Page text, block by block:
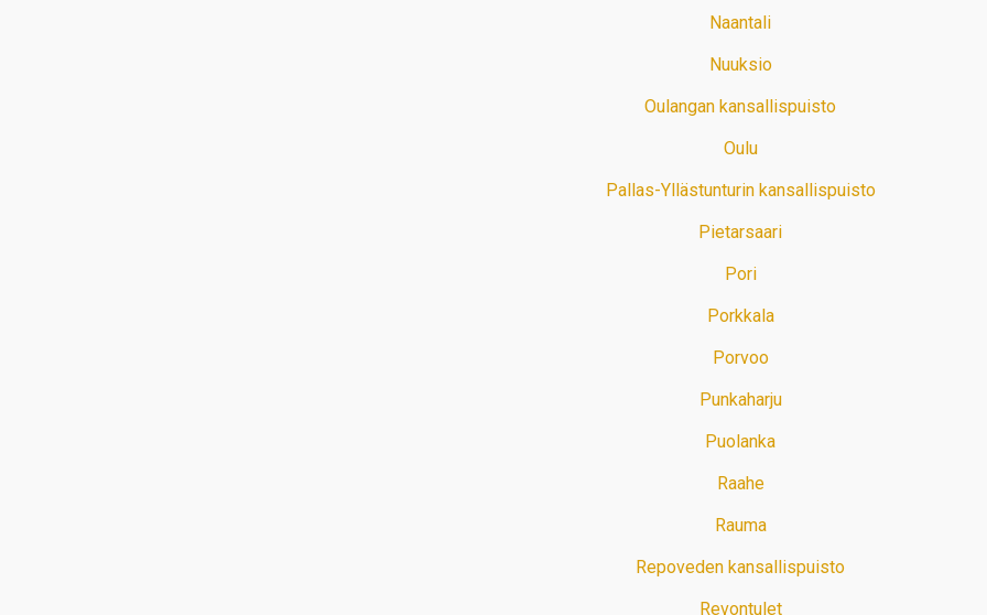
Naantali
Nuuksio
Oulangan kansallispuisto
Oulu
Pallas-Yllästunturin kansallispuisto
Pietarsaari
Pori
Porkkala
Porvoo
Punkaharju
Puolanka
Raahe
Rauma
Repoveden kansallispuisto
Revontulet